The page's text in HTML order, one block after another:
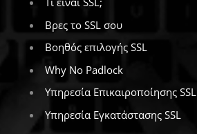
Βρες το SSL σου
Βοηθός επιλογής SSL
Why No Padlock
Υπηρεσία Επικαιροποίησης SSL
Υπηρεσία Εγκατάστασης SSL